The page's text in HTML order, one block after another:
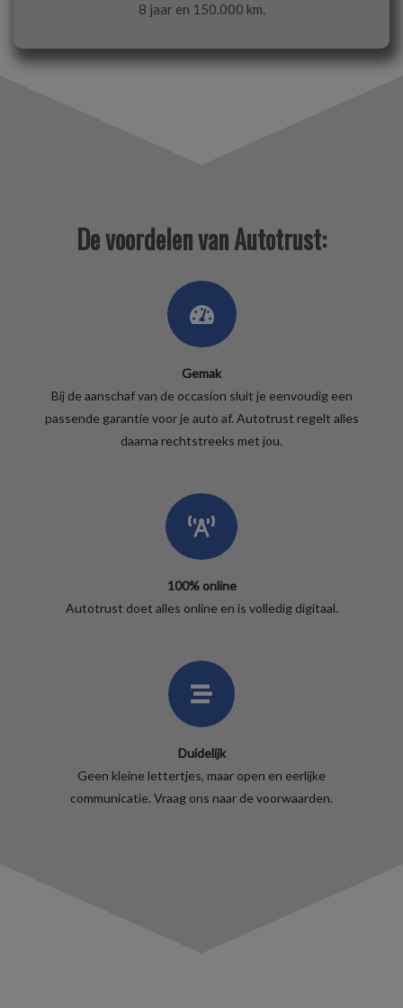
8 jaar en 150.000 km.
De voordelen van Autotrust:
Gemak
Bij de aanschaf van de occasion sluit je eenvoudig een
passende garantie voor je auto af. Autotrust regelt alles
daarna rechtstreeks met jou.
100% online
Autotrust doet alles online en is volledig digitaal.
Duidelijk
Geen kleine lettertjes, maar open en eerlijke
communicatie. Vraag ons naar de voorwaarden.